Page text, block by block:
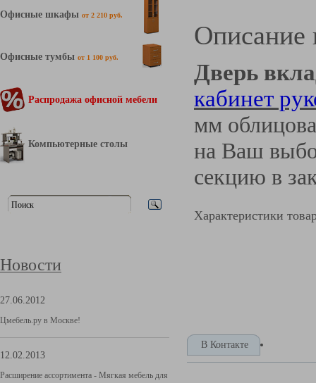
Офисные шкафы от 2 210 руб.
Офисные тумбы от 1 100 руб.
Распродажа офисной мебели
Компьютерные столы
Новости
27.06.2012
Цмебель.ру в Москве!
12.02.2013
Расширение ассортимента - Мягкая мебель для
Описание
Дверь
кабинет
мм
на Ваш
секцию в
Характеристики
В Контакте